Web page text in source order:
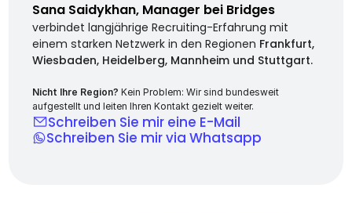
Sana Saidykhan, Manager bei Bridges
verbindet langjährige Recruiting-Erfahrung mit
einem starken Netzwerk in den Regionen Frankfurt,
Wiesbaden, Heidelberg, Mannheim und Stuttgart.
Nicht Ihre Region? Kein Problem: Wir sind bundesweit
aufgestellt und leiten Ihren Kontakt gezielt weiter.
Schreiben Sie mir eine E-Mail
Schreiben Sie mir via Whatsapp